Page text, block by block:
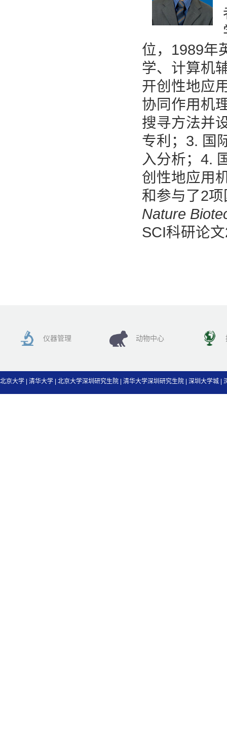
位，1989年
学、计算机
开创性地应
协同作用机
搜寻方法并
专利；3. 国
入分析；4.
创性地应用
和参与了2
Nature
SCI科研论
仪器管理 动物中心
北京大学 | 清华大学 | 北京大学深圳研究生院 | 清华大学深圳研究生院 | 深圳大学城 |